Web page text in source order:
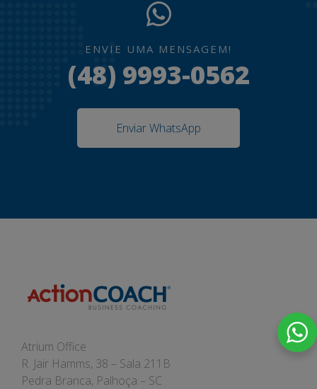
ENVIE UMA MENSAGEM!
(48) 9993-0562
Enviar WhatsApp
Atrium Office
R. Jair Hamms, 38 – Sala 211B
Pedra Branca, Palhoça – SC